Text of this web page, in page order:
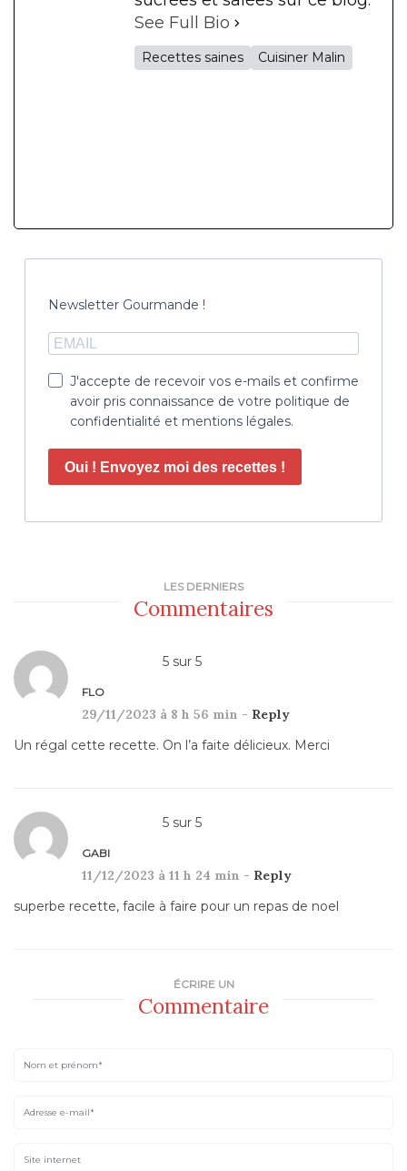
See Full Bio
Recettes saines Cuisiner Malin
Newsletter Gourmande !
J'accepte de recevoir vos e-mails et confirme
avoir pris connaissance de votre politique de
confidentialité et mentions légales.
Oui ! Envoyez moi des recettes !
LES DERNIERS
Commentaires
5 sur 5
FLO
29/11/2023 à 8 h 56 min - Reply
Un régal cette recette. On l’a faite délicieux. Merci
5 sur 5
GABI
11/12/2023 à 11 h 24 min - Reply
superbe recette, facile à faire pour un repas de noel
ÉCRIRE UN
Commentaire